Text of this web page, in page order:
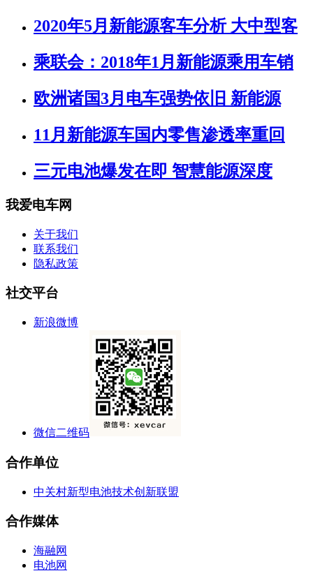
2020年5月新能源客车分析 大中型客
乘联会：2018年1月新能源乘用车销
欧洲诸国3月电车强势依旧 新能源
11月新能源车国内零售渗透率重回
三元电池爆发在即 智慧能源深度
我爱电车网
关于我们
联系我们
隐私政策
社交平台
新浪微博
微信二维码
合作单位
中关村新型电池技术创新联盟
合作媒体
海融网
电池网